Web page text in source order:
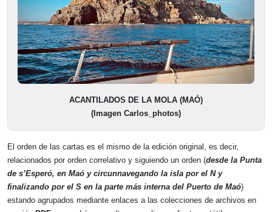
ACANTILADOS DE LA MOLA (MAÓ)
(Imagen Carlos_photos)
El orden de las cartas es el mismo de la edición original, es decir,
relacionados por orden correlativo y siguiendo un orden (desde la Punta
de s’Esperó, en Maó y circunnavegando la isla por el N y
finalizando por el S en la parte más interna del Puerto de Maó)
estando agrupados mediante enlaces a las colecciones de archivos en